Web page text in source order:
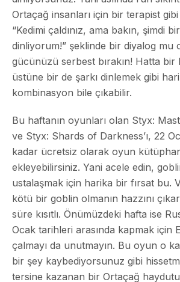
Ortaçağ insanları için bir terapist
“Kedimi çaldınız, ama bakın, şimdi
dinliyorum!” şeklinde bir diyalog mu
gücünüzü serbest bırakın! Hatta bir
üstüne bir de şarkı dinlemek gibi
kombinasyon bile çıkabilir.
Bu haftanın oyunları olan Styx:
ve Styx: Shards of Darkness’ı, 22
kadar ücretsiz olarak oyun
ekleyebilirsiniz. Yani acele edin,
ustalaşmak için harika bir fırsat bu.
kötü bir goblin olmanın hazzını
süre kısıtlı. Önümüzdeki hafta ise
Ocak tarihleri arasında kapmak için
çalmayı da unutmayın. Bu oyun o
bir şey kaybediyorsunuz gibi
tersine kazanan bir Ortaçağ